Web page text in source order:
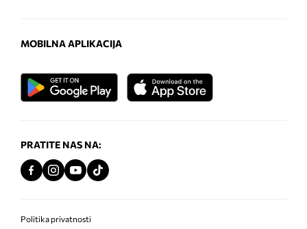
MOBILNA APLIKACIJA
PRATITE NAS NA:
Politika privatnosti